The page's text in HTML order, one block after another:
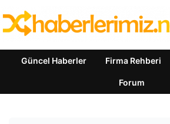
Güncel Haberler Firma Rehberi
Forum